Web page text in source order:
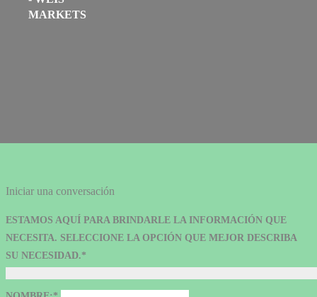
MARKETS
Iniciar una conversación
ESTAMOS AQUÍ PARA BRINDARLE LA INFORMACIÓN QUE
NECESITA. SELECCIONE LA OPCIÓN QUE MEJOR DESCRIBA
SU NECESIDAD.*